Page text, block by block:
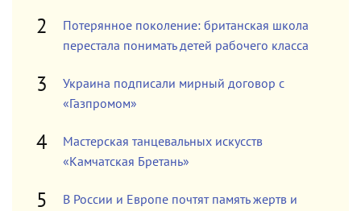
Потерянное поколение: британская школа
перестала понимать детей рабочего класса
Украина подписали мирный договор с
«Газпромом»
Мастерская танцевальных искусств
«Камчатская Бретань»
В России и Европе почтят память жертв и